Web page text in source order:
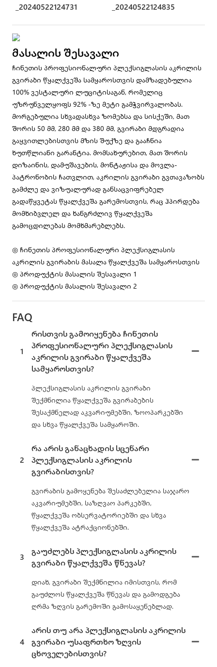
_20240522124731 _20240522124835
Მასალის Შესავალი
ჩინეთის პროფესიონალური პლექსიგლასის აკრილის
გვირაბი წყალქვეშა სამყაროსთვის დამზადებულია
100% ვესტალური ლუციტისაგან, რომელიც
უზრუნველყოფს 92% -ზე მეტი გამჭვირვალობას.
მორგებულია სხვადასხვა ზომებსა და სისქეში, მათ
შორის 50 მმ, 280 მმ და 380 მმ, გვირაბი მდგრადია
გაყვითლებისთვის მზის შუქზე და გააჩნია
ხუთწლიანი გარანტია. მომსახურებით, მათ შორის
დიზაინის, დამუშავების, მონტაჟისა და მოვლა-
პატრონობის ჩათვლით, აკრილის გვირაბი გვთავაზობს
გამძლე და ვიზუალურად განსაცვიფრებელ
გადაწყვეტას წყალქვეშა გარემოსთვის, რაც ჰპირდება
მომხიბვლელ და ხანგრძლივ წყალქვეშა
გამოცდილებას მომხმარებლებს.
◎ ჩინეთის პროფესიონალური პლექსიგლასის
აკრილის გვირაბის მასალა წყალქვეშა სამყაროსთვის
◎ პროდუქტის მასალის შესავალი 1
◎ პროდუქტის მასალის შესავალი 2
FAQ
1
რისთვის გამოიყენება ჩინეთის
პროფესიონალური პლექსიგლასის
აკრილის გვირაბი წყალქვეშა
სამყაროსთვის?
პლექსიგლასის აკრილის გვირაბი
შექმნილია წყალქვეშა გვირაბების
შესაქმნელად აკვარიუმებში, ზოოპარკებში
და სხვა წყალქვეშა სამყაროში.
2
რა არის განაცხადის სცენარი
პლექსიგლასის აკრილის
გვირაბისთვის?
გვირაბის გამოყენება შესაძლებელია საჯარო
აკვარიუმებში, საზღვაო პარკებში,
წყალქვეშა ობსერვატორიებში და სხვა
წყალქვეშა ატრაქციონებში.
3
გაუძლებს პლექსიგლასის აკრილის
გვირაბი წყალქვეშა წნევას?
დიახ, გვირაბი შექმნილია იმისთვის, რომ
გაუძლოს წყალქვეშა წნევას და გამოდგება
ღრმა ზღვის გარემოში გამოსაყენებლად.
4
არის თუ არა პლექსიგლასის აკრილის
გვირაბი უსაფრთხო ზღვის
ცხოველებისთვის?